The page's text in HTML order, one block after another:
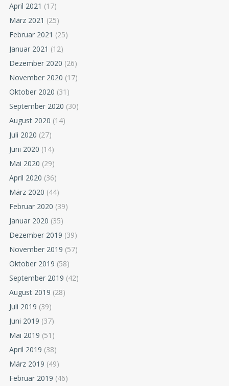
April 2021 (17)
März 2021 (25)
Februar 2021 (25)
Januar 2021 (12)
Dezember 2020 (26)
November 2020 (17)
Oktober 2020 (31)
September 2020 (30)
August 2020 (14)
Juli 2020 (27)
Juni 2020 (14)
Mai 2020 (29)
April 2020 (36)
März 2020 (44)
Februar 2020 (39)
Januar 2020 (35)
Dezember 2019 (39)
November 2019 (57)
Oktober 2019 (58)
September 2019 (42)
August 2019 (28)
Juli 2019 (39)
Juni 2019 (37)
Mai 2019 (51)
April 2019 (38)
März 2019 (49)
Februar 2019 (46)